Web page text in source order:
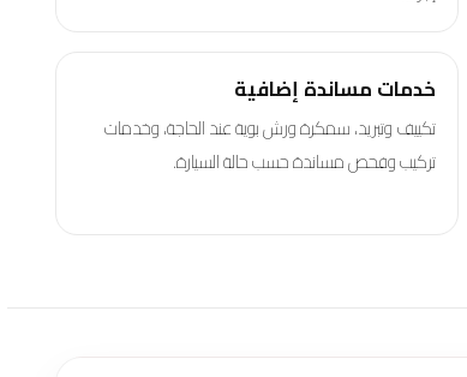
خدمات مساندة إضافية
تكييف وتبريد، سمكرة ورش بوية عند الحاجة، وخدمات
تركيب وفحص مساندة حسب حالة السيارة.